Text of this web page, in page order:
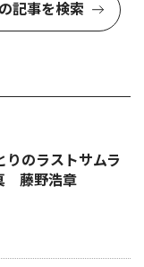
記事を検索
りのラストサムラ
藤野浩章